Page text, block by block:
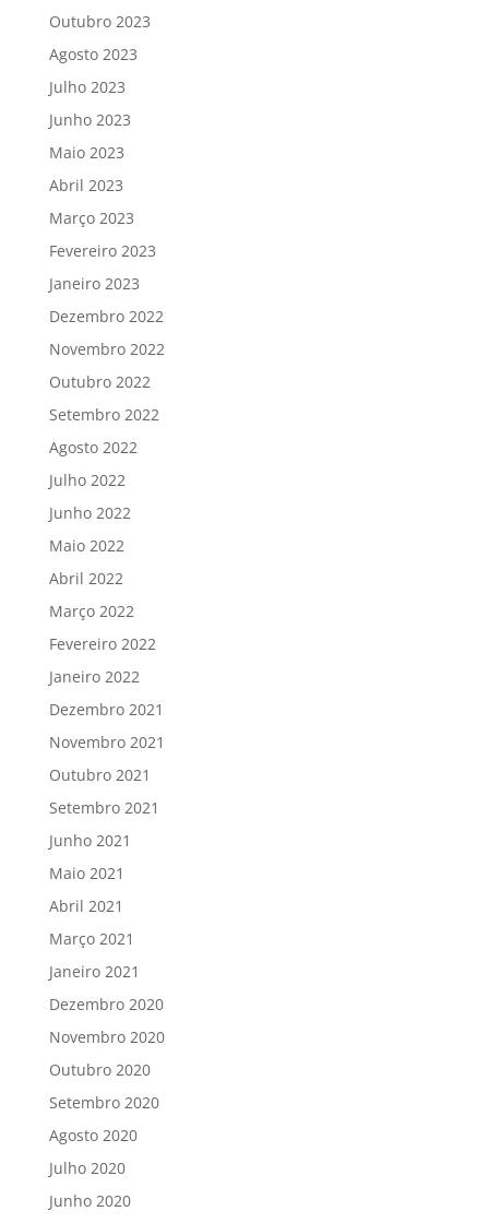
Outubro 2023
Agosto 2023
Julho 2023
Junho 2023
Maio 2023
Abril 2023
Março 2023
Fevereiro 2023
Janeiro 2023
Dezembro 2022
Novembro 2022
Outubro 2022
Setembro 2022
Agosto 2022
Julho 2022
Junho 2022
Maio 2022
Abril 2022
Março 2022
Fevereiro 2022
Janeiro 2022
Dezembro 2021
Novembro 2021
Outubro 2021
Setembro 2021
Junho 2021
Maio 2021
Abril 2021
Março 2021
Janeiro 2021
Dezembro 2020
Novembro 2020
Outubro 2020
Setembro 2020
Agosto 2020
Julho 2020
Junho 2020